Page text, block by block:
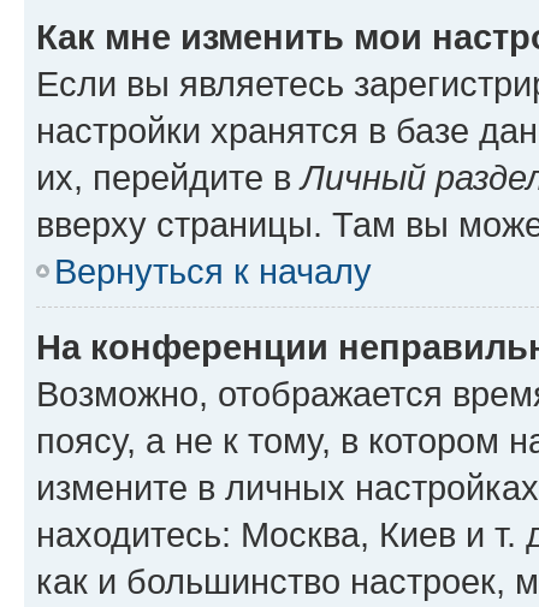
Как мне изменить мои
Если вы являетесь
настройки хранятся в базе
их, перейдите вЛичный
вверху страницы. Там вы
Вернуться к началу
На конференции
Возможно, отображается
поясу, а не к тому, в котором
измените в личных
находитесь: Москва, Киев и т.
как и большинство настроек,